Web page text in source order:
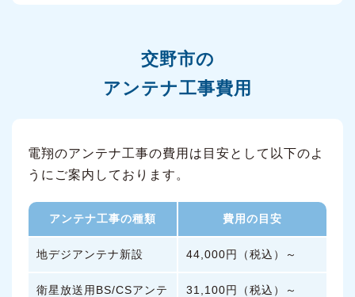
交野市の
アンテナ工事費用
電翔のアンテナ工事の費用は目安として以下のよ
うにご案内しております。
アンテナ工事の種類 費用の目安
地デジアンテナ新設 44,000円（税込）～
衛星放送用BS/CSアンテ
31,100円（税込）～